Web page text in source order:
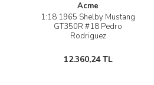
Acme
1:18 1965 Shelby Mustang
GT350R #18 Pedro
Rodriguez
12.360,24 TL